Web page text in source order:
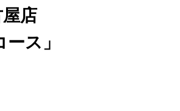
店
ス」